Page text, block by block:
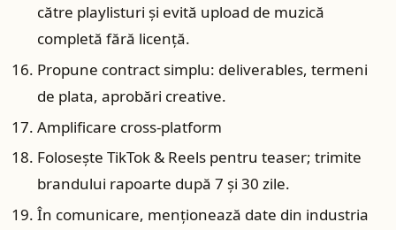
către playlisturi și evită upload de muzică
completă fără licență.
Propune contract simplu: deliverables, termeni
de plata, aprobări creative.
Amplificare cross‑platform
Folosește TikTok & Reels pentru teaser; trimite
brandului rapoarte după 7 și 30 zile.
În comunicare, menționează date din industria